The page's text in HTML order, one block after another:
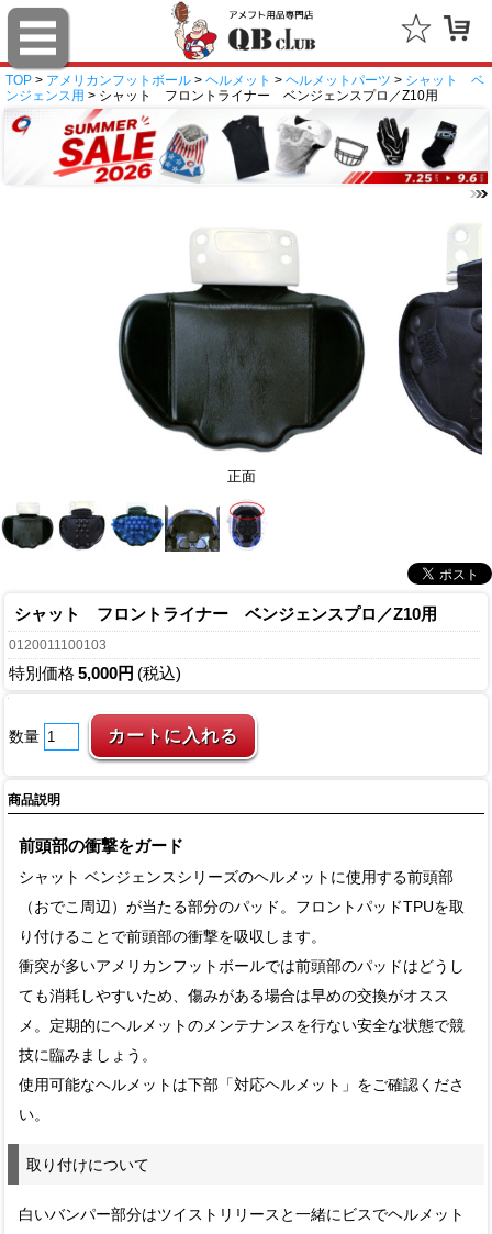
TOP > アメリカンフットボール > ヘルメット > ヘルメットパーツ > シャット ベ
ンジェンス用 > シャット フロントライナー ベンジェンスプロ／Z10用
正面
シャット フロントライナー ベンジェンスプロ／Z10用
0120011100103
特別価格 5,000円 (税込)
数量
商品説明
前頭部の衝撃をガード
シャット ベンジェンスシリーズのヘルメットに使用する前頭部
（おでこ周辺）が当たる部分のパッド。フロントパッドTPUを取
り付けることで前頭部の衝撃を吸収します。
衝突が多いアメリカンフットボールでは前頭部のパッドはどうし
ても消耗しやすいため、傷みがある場合は早めの交換がオスス
メ。定期的にヘルメットのメンテナンスを行ない安全な状態で競
技に臨みましょう。
使用可能なヘルメットは下部「対応ヘルメット」をご確認くださ
い。
取り付けについて
白いバンパー部分はツイストリリースと一緒にビスでヘルメット